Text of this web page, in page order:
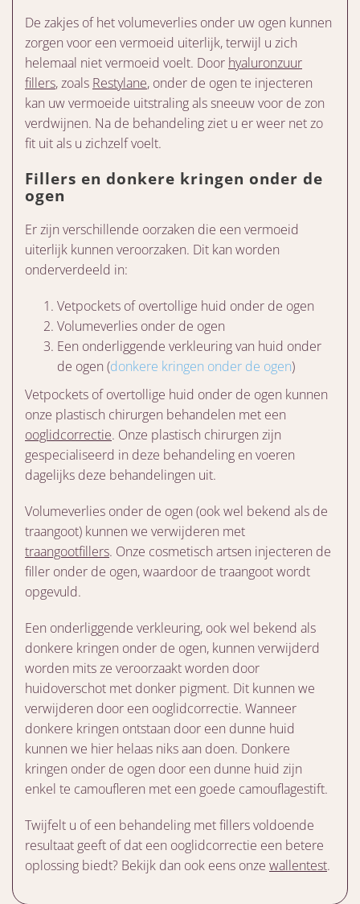
De zakjes of het volumeverlies onder uw ogen kunnen
zorgen voor een vermoeid uiterlijk, terwijl u zich
helemaal niet vermoeid voelt. Door hyaluronzuur
fillers, zoals Restylane, onder de ogen te injecteren
kan uw vermoeide uitstraling als sneeuw voor de zon
verdwijnen. Na de behandeling ziet u er weer net zo
fit uit als u zichzelf voelt.
Fillers en donkere kringen onder de
ogen
Er zijn verschillende oorzaken die een vermoeid
uiterlijk kunnen veroorzaken. Dit kan worden
onderverdeeld in:
Vetpockets of overtollige huid onder de ogen
Volumeverlies onder de ogen
Een onderliggende verkleuring van huid onder
de ogen (donkere kringen onder de ogen)
Vetpockets of overtollige huid onder de ogen kunnen
onze plastisch chirurgen behandelen met een
ooglidcorrectie. Onze plastisch chirurgen zijn
gespecialiseerd in deze behandeling en voeren
dagelijks deze behandelingen uit.
Volumeverlies onder de ogen (ook wel bekend als de
traangoot) kunnen we verwijderen met
traangootfillers. Onze cosmetisch artsen injecteren de
filler onder de ogen, waardoor de traangoot wordt
opgevuld.
Een onderliggende verkleuring, ook wel bekend als
donkere kringen onder de ogen, kunnen verwijderd
worden mits ze veroorzaakt worden door
huidoverschot met donker pigment. Dit kunnen we
verwijderen door een ooglidcorrectie. Wanneer
donkere kringen ontstaan door een dunne huid
kunnen we hier helaas niks aan doen. Donkere
kringen onder de ogen door een dunne huid zijn
enkel te camoufleren met een goede camouflagestift.
Twijfelt u of een behandeling met fillers voldoende
resultaat geeft of dat een ooglidcorrectie een betere
oplossing biedt? Bekijk dan ook eens onze wallentest.